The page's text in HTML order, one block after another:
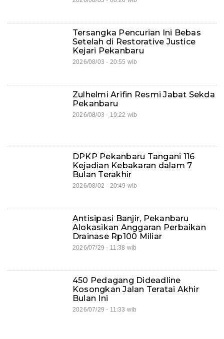
Tersangka Pencurian Ini Bebas
Setelah di Restorative Justice
Kejari Pekanbaru
2026/08/03 - 20:55 wib
Zulhelmi Arifin Resmi Jabat Sekda
Pekanbaru
2026/08/03 - 19:22 wib
DPKP Pekanbaru Tangani 116
Kejadian Kebakaran dalam 7
Bulan Terakhir
2026/08/02 - 20:49 wib
Antisipasi Banjir, Pekanbaru
Alokasikan Anggaran Perbaikan
Drainase Rp100 Miliar
2026/07/29 - 11:38 wib
450 Pedagang Dideadline
Kosongkan Jalan Teratai Akhir
Bulan Ini
2026/07/29 - 11:33 wib